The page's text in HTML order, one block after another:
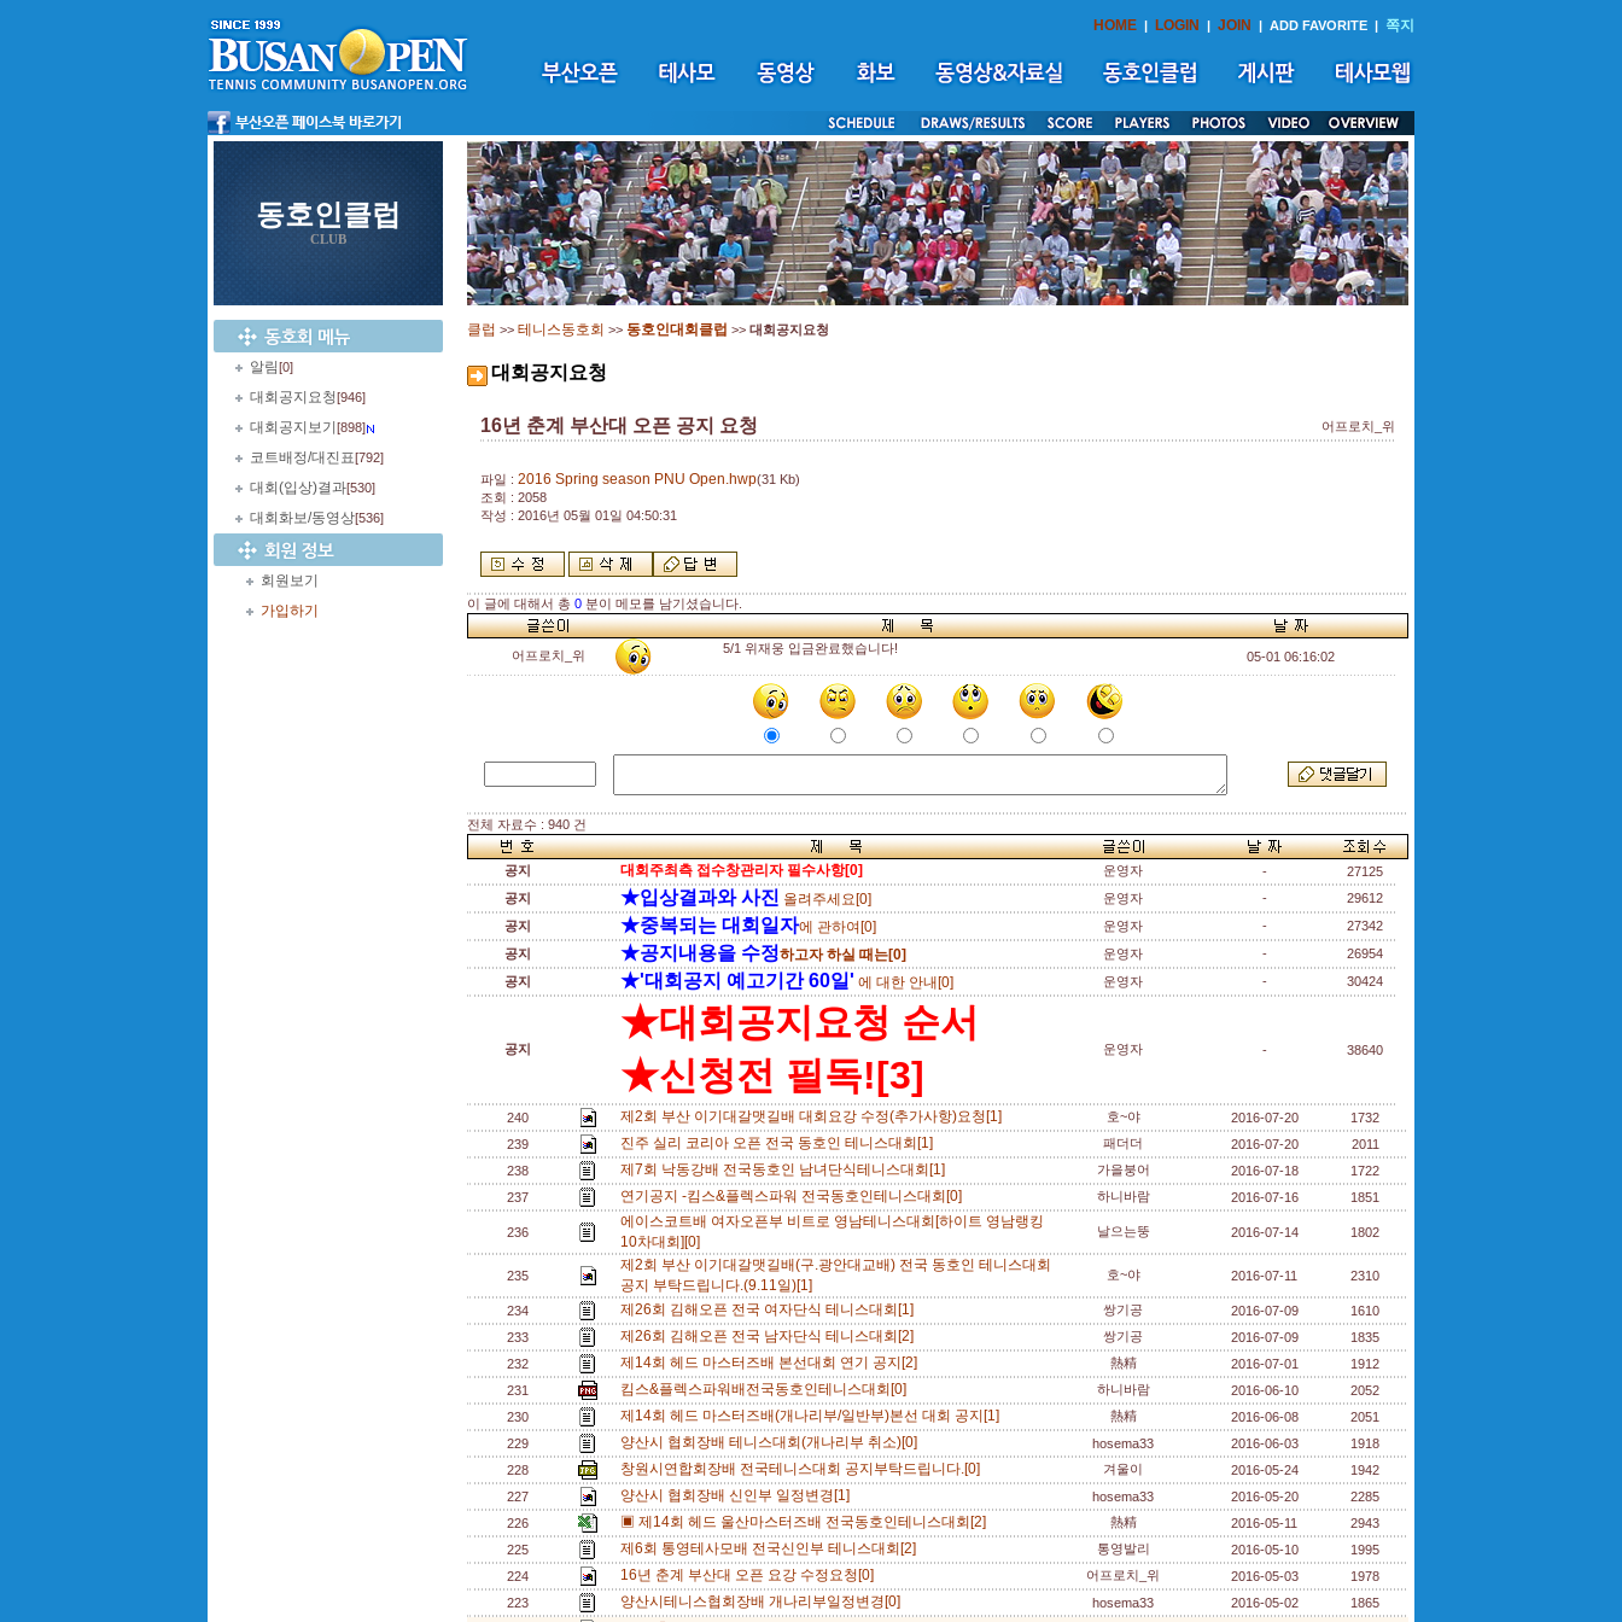
HOME | LOGIN | JOIN | ADD FAVORITE | 쪽지
동호인클럽
CLUB
알림[0]
대회공지요청[946]
대회공지보기 [898]
코트배정/대진표[792]
대회(입상)결과[530]
대회화보/동영상[536]
회원보기
가입하기
클럽 >> 테니스동호회 >> 동호인대회클럽 >> 대회공지요청
대회공지요청
16년 춘계 부산대 오픈 공지 요청 어프로치_위
파일 : 2016 Spring season PNU Open.hwp(31 Kb)
조회 : 2058
작성 : 2016년 05월 01일 04:50:31
이 글에 대해서 총 0 분이 메모를 남기셨습니다.
어프로치_위 5/1 위재웅 입금완료했습니다!
05-01 06:16:02
전체 자료수 : 940 건
공지 대회주최측 접수창관리자 필수사항[0] 운영자 -
27125
공지
★입상결과와 사진 올려주세요[0] 운영자 -
29612
공지
★중복되는 대회일자에 관하여[0] 운영자 -
27342
공지
★공지내용을 수정하고자 하실 때는[0] 운영자 -
26954
공지
★'대회공지 예고기간 60일' 에 대한 안내[0] 운영자 - 30424
공지
★대회공지요청 순서
★신청전 필독![3]
운영자 - 38640
240 제2회 부산 이기대갈맷길배 대회요강 수정(추가사항)요청[1] 호~야 2016-07-20
1732
239
진주 실리 코리아 오픈 전국 동호인 테니스대회[1] 패더더 2016-07-20
2011
238
제7회 낙동강배 전국동호인 남녀단식테니스대회[1] 가을붕어 2016-07-18
1722
237
연기공지 -킴스&플렉스파워 전국동호인테니스대회[0] 하니바람 2016-07-16 1851
236
에이스코트배 여자오픈부 비트로 영남테니스대회[하이트 영남랭킹
10차대회][0]
날으는뚱 2016-07-14 1802
235
제2회 부산 이기대갈맷길배(구.광안대교배) 전국 동호인 테니스대회
공지 부탁드립니다.(9.11일)[1]
호~야 2016-07-11 2310
234 제26회 김해오픈 전국 여자단식 테니스대회[1] 쌍기공 2016-07-09
1610
233
제26회 김해오픈 전국 남자단식 테니스대회[2] 쌍기공 2016-07-09
1835
232
제14회 헤드 마스터즈배 본선대회 연기 공지[2] 熱精 2016-07-01
1912
231
킴스&플렉스파워배전국동호인테니스대회[0] 하니바람 2016-06-10
2052
230
제14회 헤드 마스터즈배(개나리부/일반부)본선 대회 공지[1] 熱精 2016-06-08
2051
229
양산시 협회장배 테니스대회(개나리부 취소)[0] hosema33 2016-06-03
1918
228
창원시연합회장배 전국테니스대회 공지부탁드립니다.[0] 겨울이 2016-05-24
1942
227
양산시 협회장배 신인부 일정변경[1] hosema33 2016-05-20
2285
226
▣ 제14회 헤드 울산마스터즈배 전국동호인테니스대회[2] 熱精 2016-05-11
2943
225
제6회 통영테사모배 전국신인부 테니스대회[2] 통영발리 2016-05-10
1995
224
16년 춘계 부산대 오픈 요강 수정요청[0] 어프로치_위 2016-05-03
1978
223
양산시테니스협회장배 개나리부일정변경[0] hosema33 2016-05-02
1865